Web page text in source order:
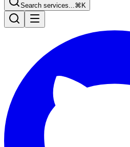
Search services...⌘K